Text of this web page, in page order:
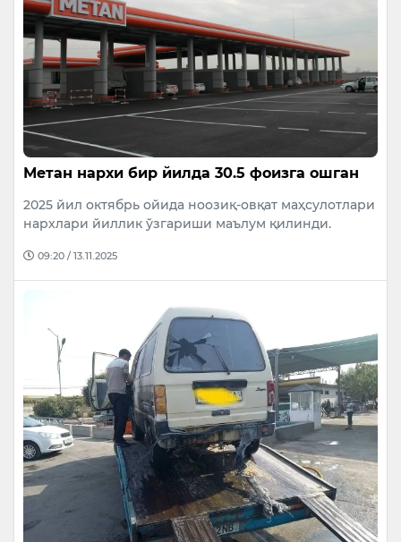
Метан нархи бир йилда 30.5 фоизга ошган
2025 йил октябрь ойида ноозиқ-овқат маҳсулотлари
нархлари йиллик ўзгариши маълум қилинди.
09:20 / 13.11.2025